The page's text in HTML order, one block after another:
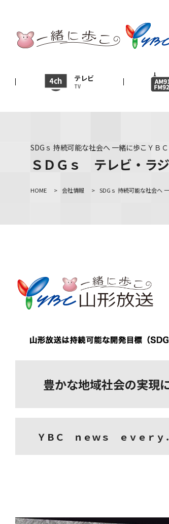
テレビ
TV
テレビ
ニュース
News
イベント
ＹＢＣオンデマンド
SDGｓ 持続可能な社会へ 一緒に歩こＹＢＣ
ＳＤＧｓ テレビ・ラ
HOME > 会社情報 > SDGｓ 持続可能な社会へ
豊かな地域社会の実現
ＹＢＣ ｎｅｗｓ ｅｖｅｒｙ